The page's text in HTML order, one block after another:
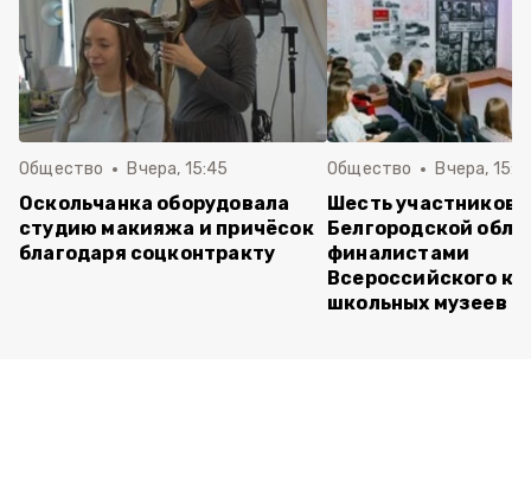
Общество Вчера, 15:45
Оскольчанка оборудовала
студию макияжа и причёсок
благодаря соцконтракту
Общество Вчера,
Шесть участников
Белгородской
финалистами
Всероссийского
школьных музеев